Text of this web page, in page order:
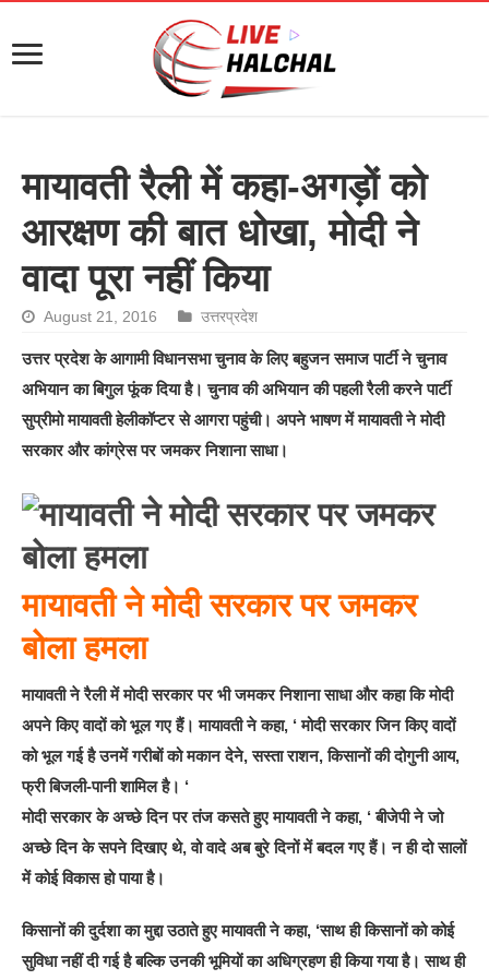
मायावती रैली में कहा-अगड़ों को
आरक्षण की बात धोखा, मोदी ने
वादा पूरा नहीं किया
August 21, 2016 उत्तरप्रदेश
उत्तर प्रदेश के आगामी विधानसभा चुनाव के लिए बहुजन समाज पार्टी ने चुनाव
अभियान का बिगुल फूंक दिया है। चुनाव की अभियान की पहली रैली करने पार्टी
सुप्रीमो मायावती हेलीकॉप्टर से आगरा पहुंची। अपने भाषण में मायावती ने मोदी
सरकार और कांग्रेस पर जमकर निशाना साधा।
मायावती ने मोदी सरकार पर जमकर
बोला हमला
मायावती ने रैली में मोदी सरकार पर भी जमकर निशाना साधा और कहा कि मोदी
अपने किए वादों को भूल गए हैं। मायावती ने कहा, ‘ मोदी सरकार जिन किए वादों
को भूल गई है उनमें गरीबों को मकान देने, सस्ता राशन, किसानों की दोगुनी आय,
फ्री बिजली-पानी शामिल है। ‘
मोदी सरकार के अच्छे दिन पर तंज कसते हुए मायावती ने कहा, ‘ बीजेपी ने जो
अच्छे दिन के सपने दिखाए थे, वो वादे अब बुरे दिनों में बदल गए हैं। न ही दो सालों
में कोई विकास हो पाया है।
किसानों की दुर्दशा का मुद्दा उठाते हुए मायावती ने कहा, ‘साथ ही किसानों को कोई
सुविधा नहीं दी गई है बल्कि उनकी भूमियों का अधिग्रहण ही किया गया है। साथ ही